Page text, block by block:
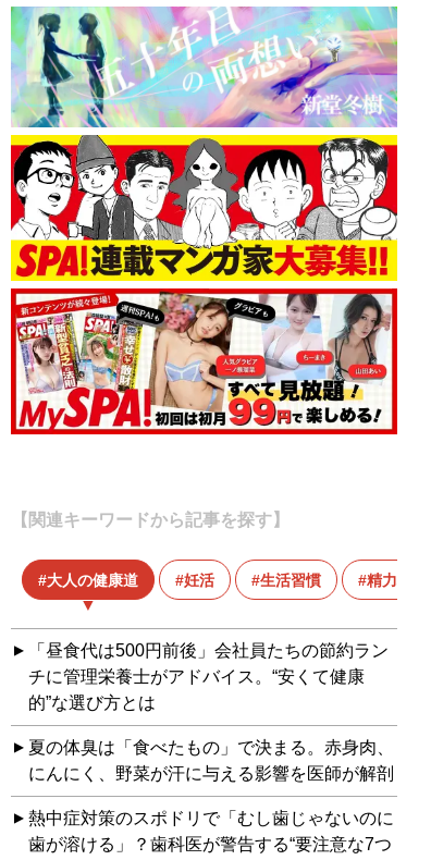
【関連キーワードから記事を探す】
大人の健康道 妊活 生活習慣 精力増強
「昼食代は500円前後」会社員たちの節約ラン
チに管理栄養士がアドバイス。“安くて健康
的”な選び方とは
夏の体臭は「食べたもの」で決まる。赤身肉、
にんにく、野菜が汗に与える影響を医師が解剖
熱中症対策のスポドリで「むし歯じゃないのに
歯が溶ける」？歯科医が警告する“要注意な7つ